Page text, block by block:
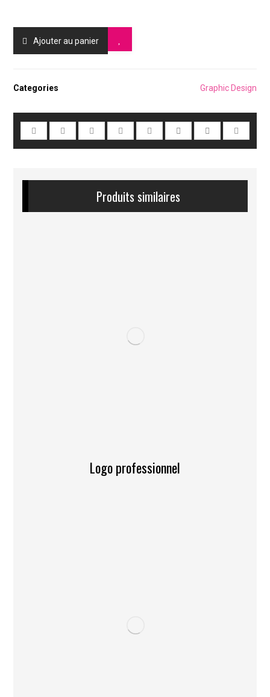
Ajouter au panier
Categories Graphic Design
Produits similaires
Logo professionnel